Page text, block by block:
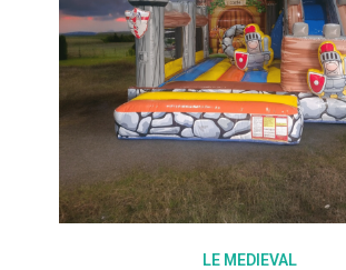
LE MEDIEVAL